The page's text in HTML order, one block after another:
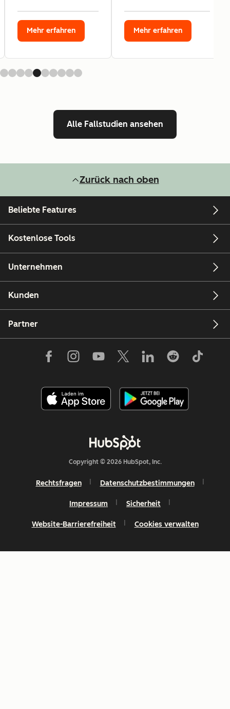
Mehr erfahren Mehr erfahren
Alle Fallstudien ansehen
Zurück nach oben
Beliebte Features
Kostenlose Tools
Unternehmen
Kunden
Partner
Copyright © 2026 HubSpot, Inc.
Rechtsfragen Datenschutzbestimmungen
Impressum Sicherheit
Website-Barrierefreiheit Cookies verwalten